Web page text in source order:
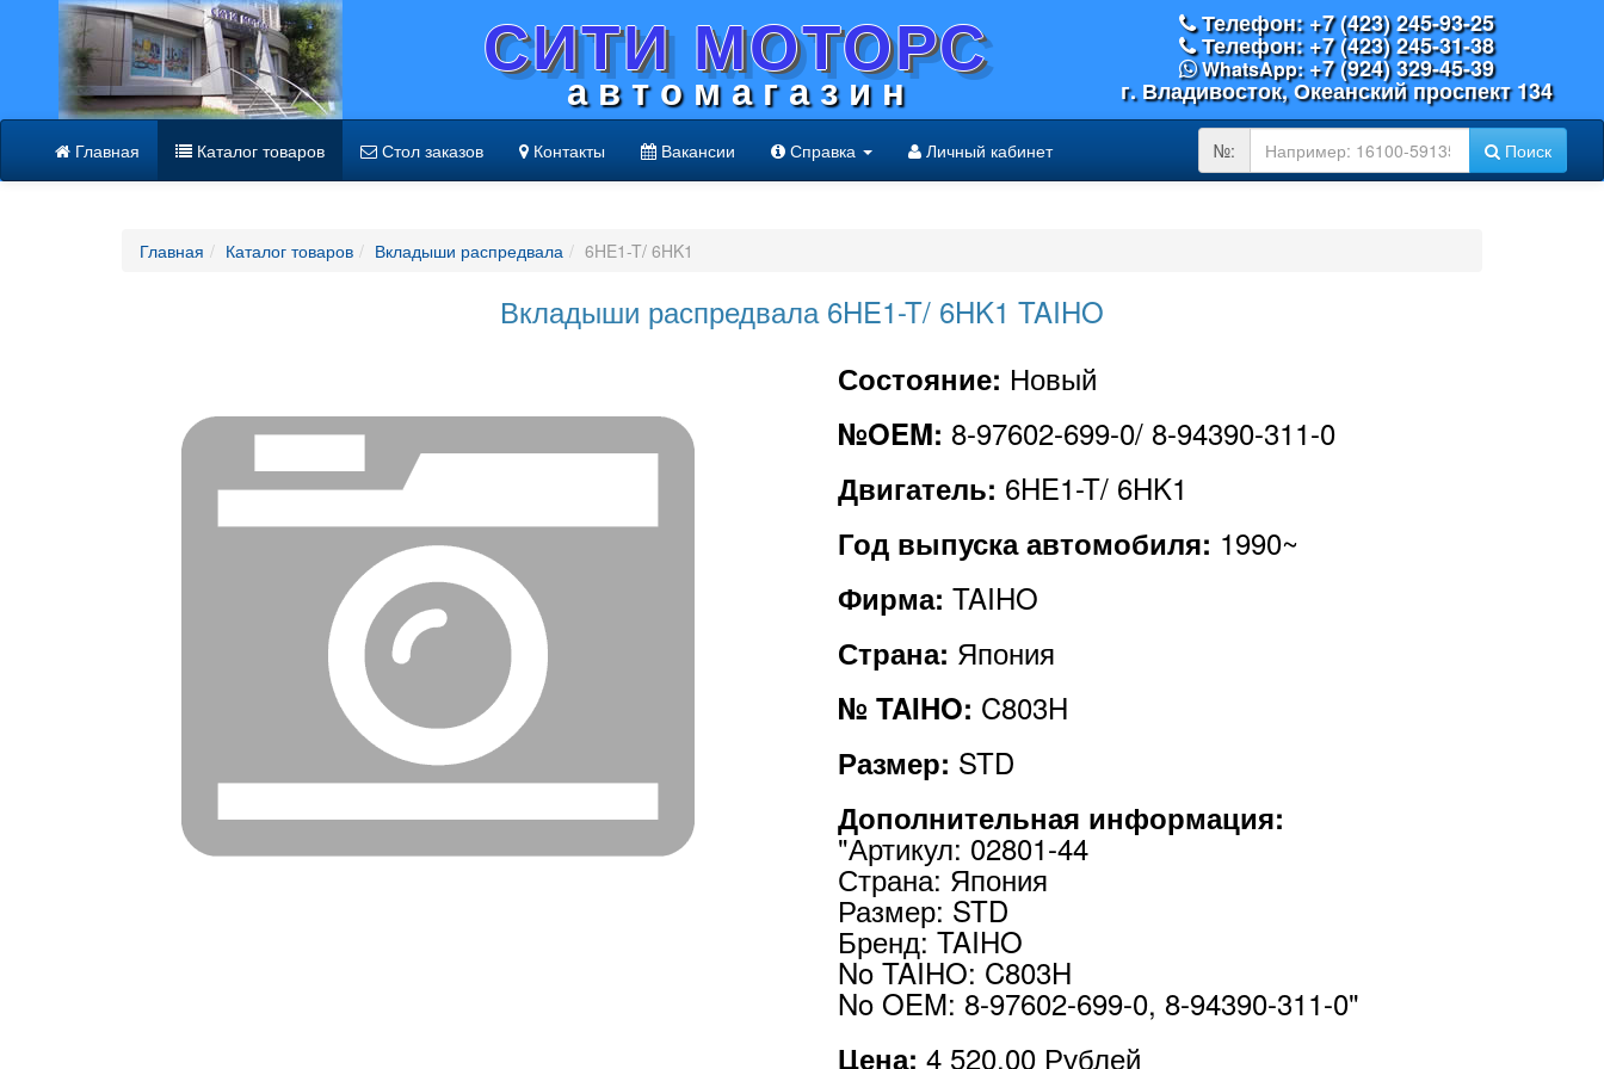
СИТИ МОТОРС
а в т о м а г а з и н
Телефон: +7 (423) 245-93-25
Телефон: +7 (423) 245-31-38
WhatsApp:+7 (924) 329-45-39
г. Владивосток, Океанский проспект 134
Главная Каталог товаров Стол заказов Контакты Вакансии Справка Личный кабинет
OEM
№:№: Поиск
Главная Каталог товаров Вкладыши распредвала 6HE1-T/ 6HK1
Вкладыши распредвала 6HE1-T/ 6HK1 TAIHO
Состояние: Новый
№OEM: 8-97602-699-0/ 8-94390-311-0
Двигатель: 6HE1-T/ 6HK1
Год выпуска автомобиля: 1990~
Фирма: TAIHO
Страна: Япония
№ TAIHO: C803H
Размер: STD
Дополнительная информация:
"Артикул: 02801-44
Страна: Япония
Размер: STD
Бренд: TAIHO
No TAIHO: C803H
No OEM: 8-97602-699-0, 8-94390-311-0"
Цена: 4 520,00 Рублей